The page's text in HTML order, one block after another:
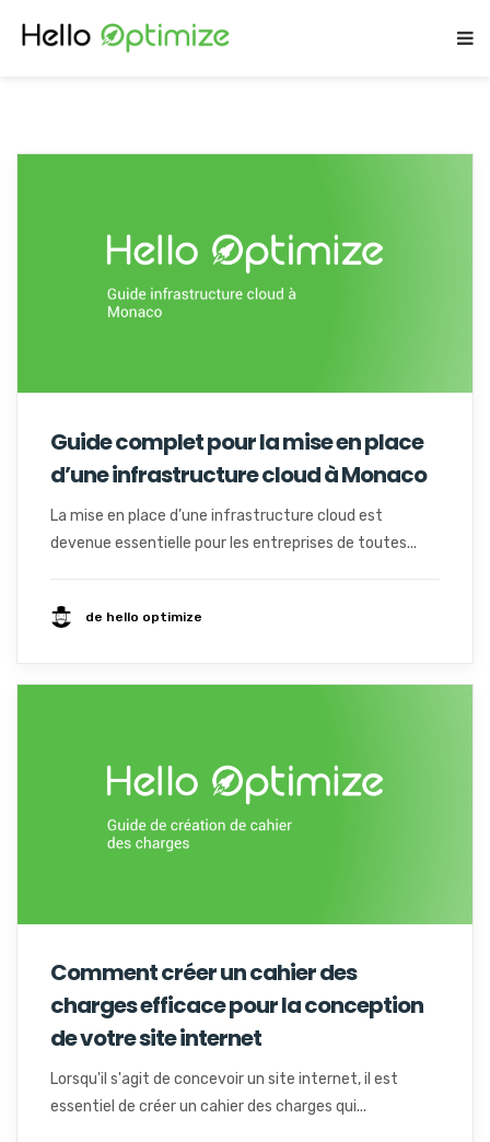
Guide complet pour la mise en place
d’une infrastructure cloud à Monaco
La mise en place d’une infrastructure cloud est
devenue essentielle pour les entreprises de toutes...
de hello optimize
Comment créer un cahier des
charges efficace pour la conception
de votre site internet
Lorsqu'il s'agit de concevoir un site internet, il est
essentiel de créer un cahier des charges qui...